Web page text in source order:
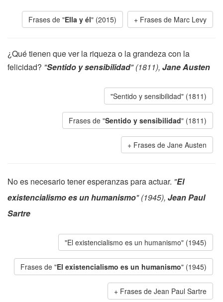
Frases de "Ella y él" (2015) Frases de Marc Levy
¿Qué tienen que ver la riqueza o la grandeza con la
felicidad? "Sentido y sensibilidad" (1811), Jane Austen
"Sentido y sensibilidad" (1811)
Frases de "Sentido y sensibilidad" (1811)
Frases de Jane Austen
No es necesario tener esperanzas para actuar. "El
existencialismo es un humanismo" (1945), Jean Paul
Sartre
"El existencialismo es un humanismo" (1945)
Frases de "El existencialismo es un humanismo" (1945)
Frases de Jean Paul Sartre